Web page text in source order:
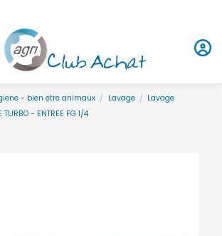
- bien etre animaux Lavage
Lavage
TURBO - ENTREE FG 1/4